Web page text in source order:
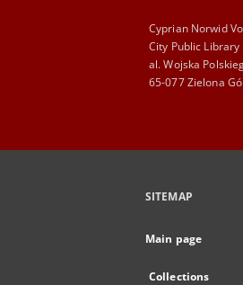
Cyprian Norwid
City Public Library
al. Wojska
65-077 Zielona
SITEMAP
Main page
Collections